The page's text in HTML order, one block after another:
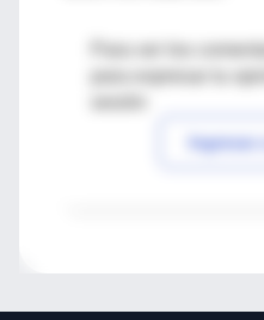
Para ver los
Ingresar